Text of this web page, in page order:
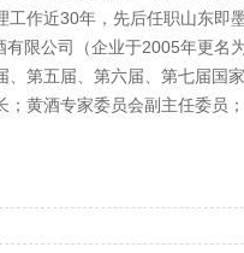
作近30年，先后任职山东即
限公司（企业于2005年更
、第五届、第六届、第七届国
；黄酒专家委员会副主任委